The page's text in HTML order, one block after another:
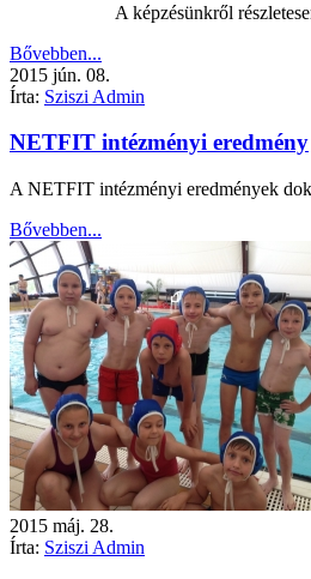
A képzésünkről
Bővebben...
2015 jún. 08.
Írta: Sziszi Admin
NETFIT intézményi eredmény
A NETFIT intézményi eredmények
Bővebben...
2015 máj. 28.
Írta: Sziszi Admin